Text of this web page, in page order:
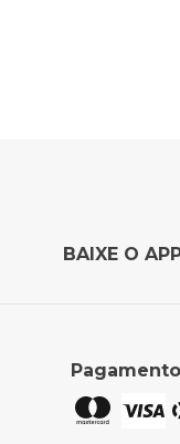
BAIXE O
Pagamento